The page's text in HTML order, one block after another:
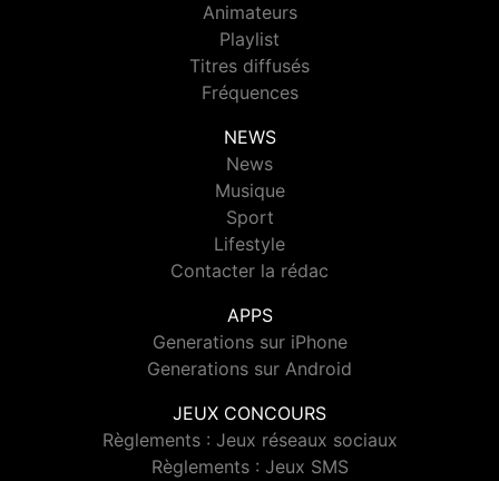
Animateurs
Playlist
Titres diffusés
Fréquences
NEWS
News
Musique
Sport
Lifestyle
Contacter la rédac
APPS
Generations sur iPhone
Generations sur Android
JEUX CONCOURS
Règlements : Jeux réseaux sociaux
Règlements : Jeux SMS